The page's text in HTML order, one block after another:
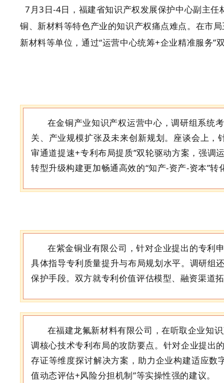
7月3日-4日 ，福建省知识产权发展保护中心副主任
铜、新材料等特色产业的知识产权痛点难点。 在市
新材料等单位，通过“运营中心统筹+企业精准服务”
在金铜产业知识产权运营中心，调研组系统
关、产业规模扩张及未来创新规划。座谈会上，
审通道提速+专利布局提质”双轮驱动方案， 强调
转型升级构建更加畅通高效的“知产-资产-资本”转
在紫金铜业有限公司，针对企业提出的专利
具体指导专利质量提升与布局规划水平。调研组
保护手段。双方就专利价值评估模型、融资渠道
在福建龙氟新材料有限公司，在听取企业知
调核心技术专利布局的攻防要点。针对企业提出
存证等维度探讨解决方案，助力企业构建适应数
值动态评估+风险分担机制”等实操性强的建议。